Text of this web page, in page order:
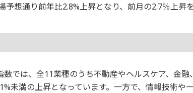
予想通り前年比2.8%上昇となり、前月の2.7％上昇
数では、全11業種のうち不動産やヘルスケア、金
未満の上昇となっています。一方で、情報技術や